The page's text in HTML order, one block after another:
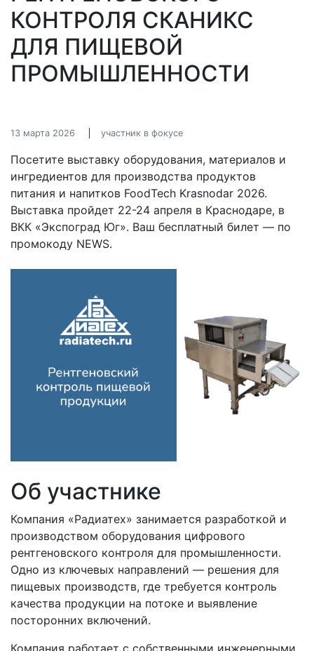
КОНТРОЛЯ СКАНИКС
ДЛЯ ПИЩЕВОЙ
ПРОМЫШЛЕННОСТИ
13 марта 2026 участник в фокусе
Посетите выставку оборудования, материалов и
ингредиентов для производства продуктов
питания и напитков FoodTech Krasnodar 2026.
Выставка пройдет 22-24 апреля в Краснодаре, в
ВКК «Экспоград Юг». Ваш бесплатный билет — по
промокоду NEWS.
Об участнике
Компания «Радиатех» занимается разработкой и
производством оборудования цифрового
рентгеновского контроля для промышленности.
Одно из ключевых направлений — решения для
пищевых производств, где требуется контроль
качества продукции на потоке и выявление
посторонних включений.